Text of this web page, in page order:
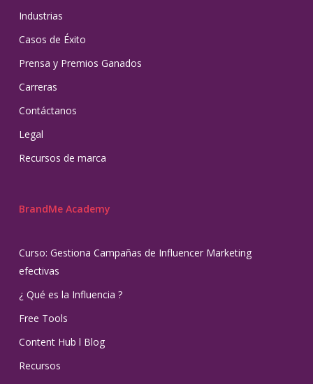
Industrias
Casos de Éxito
Prensa y Premios Ganados
Carreras
Contáctanos
Legal
Recursos de marca
BrandMe Academy
Curso: Gestiona Campañas de Influencer Marketing
efectivas
¿ Qué es la Influencia ?
Free Tools
Content Hub l Blog
Recursos